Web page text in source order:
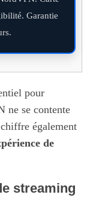
Garantie
pour
ne se contente
également
de
streaming